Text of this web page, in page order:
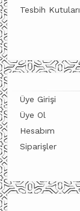
Tesbih Kutuları
Üye Girişi
Üye Ol
Hesabım
Siparişler